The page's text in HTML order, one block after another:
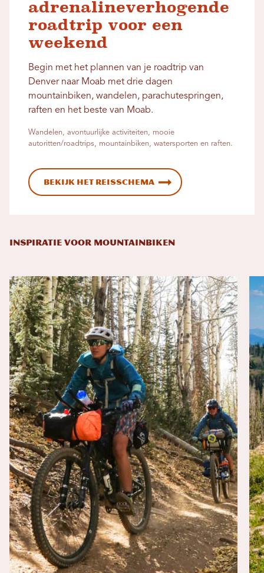
adrenalineverhogende
roadtrip voor een
weekend
Begin met het plannen van je roadtrip van
Denver naar Moab met drie dagen
mountainbiken, wandelen, parachutespringen,
raften en het beste van Moab.
Wandelen, avontuurlijke activiteiten, mooie
autoritten/roadtrips, mountainbiken, watersporten en raften.
Bekijk het reisschema
INSPIRATIE VOOR MOUNTAINBIKEN